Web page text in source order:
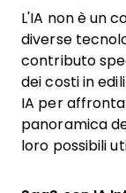
L'IA non è un
diverse
contributo
dei costi in
IA per
panoramica
loro possibili